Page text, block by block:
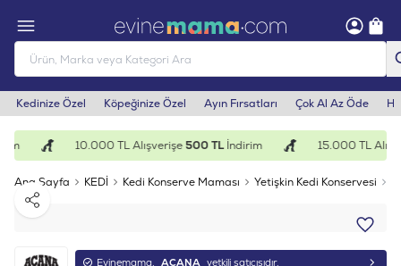
Kedinize Özel Köpeğinize Özel Ayın Fırsatları Çok Al Az Öde
10.000 TL Alışverişe500 TLİndirim 15.000 TL
Ana Sayfa KEDİ Kedi Konserve Maması Yetişkin Kedi Konservesi
Paylaş
Evinemama, ACANA yetkili satıcısıdır.